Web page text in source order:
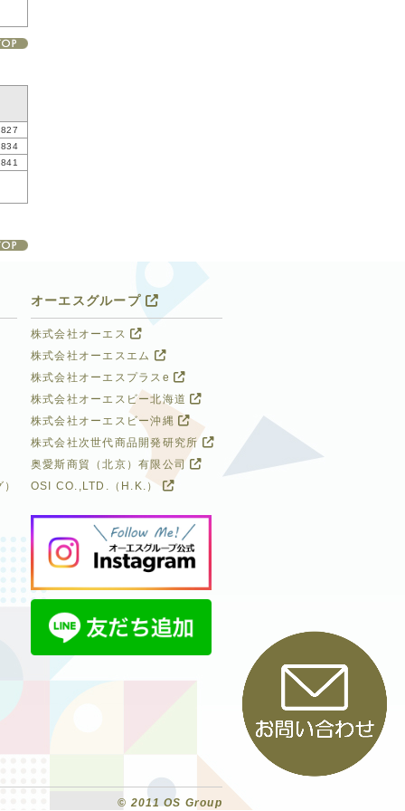
オーエスグループ
株式会社オーエス
株式会社オーエスエム
株式会社オーエスプラスe
株式会社オーエスビー北海道
株式会社オーエスビー沖縄
株式会社次世代商品開発研究所
奥愛斯商貿（北京）有限公司
OSI CO.,LTD.（H.K.）
© 2011 OS Group